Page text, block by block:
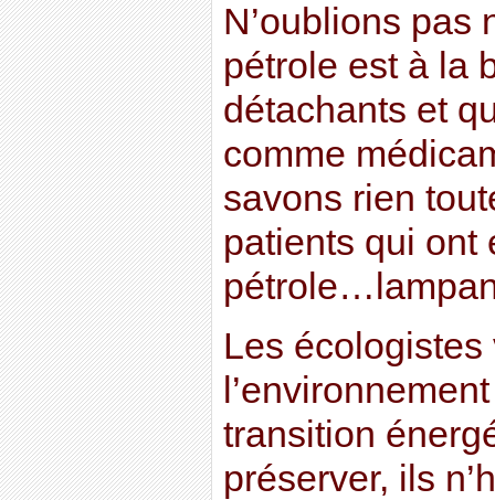
N’oublions pas
pétrole est à la
détachants et
comme
savons rien
patients qui ont
Les
transition
préserver, ils